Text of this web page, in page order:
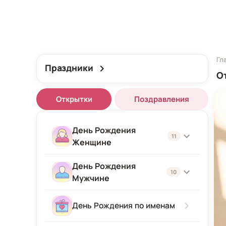
Праздники
Открытки Поздравления
День Рождения
Женщине
11
Женщине
Подруге
Девушке
День Рождения
Мужчине
10
Мужчине
День Рождения по именам